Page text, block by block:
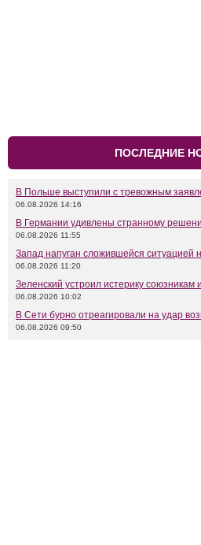
ПОСЛЕДНИЕ
В Польше выступили с тревожным
06.08.2026 14:16
В Германии удивлены странному
06.08.2026 11:55
Запад напуган сложившейся ситуацией
06.08.2026 11:20
Зеленский устроил истерику союзникам
06.08.2026 10:02
В Сети бурно отреагировали на удар
06.08.2026 09:50